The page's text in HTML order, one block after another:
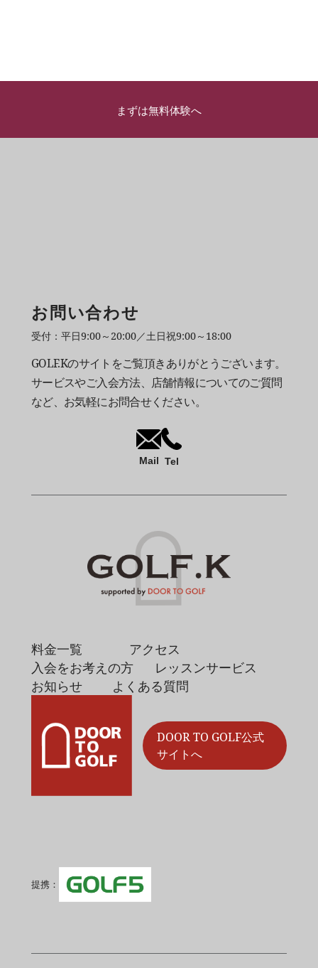
まずは無料体験へ
お問い合わせ
受付：平日9:00～20:00／土日祝9:00～18:00
GOLF.Kのサイトをご覧頂きありがとうございます。
サービスやご入会方法、店舗情報についてのご質問
など、お気軽にお問合せください。
Mail Tel
料金一覧
アクセス
入会をお考えの方
レッスンサービス
お知らせ
よくある質問
DOOR TO GOLF公式
サイトへ
提携：